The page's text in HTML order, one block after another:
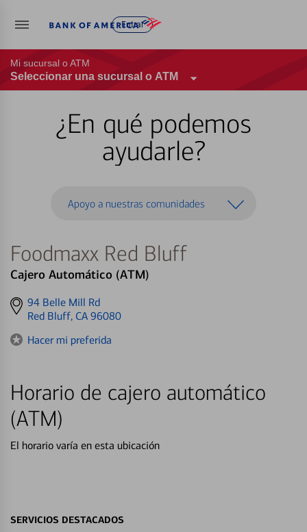
Entrar
Mi sucursal o ATM
Seleccionar una sucursal o ATM
¿En qué podemos
ayudarle?
Apoyo a nuestras comunidades
Foodmaxx Red Bluff
Cajero Automático (ATM)
Get
directions
94 Belle Mill Rd
Red Bluff, CA 96080
Hacer mi preferida
Horario de cajero automático
(ATM)
El horario varía en esta ubicación
SERVICIOS DESTACADOS